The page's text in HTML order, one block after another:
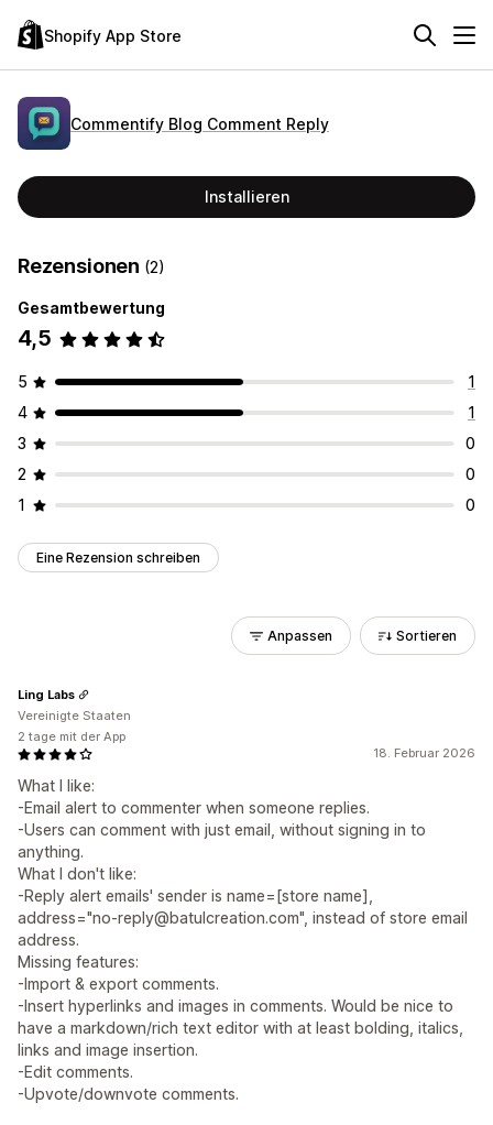
Shopify App Store
Commentify Blog Comment Reply
Installieren
Rezensionen (2)
Gesamtbewertung
4,5
5
1
4
1
3
0
2
0
1
0
Eine Rezension schreiben
Anpassen Sortieren
18. Februar 2026
What I like:
-Email alert to commenter when someone replies.
-Users can comment with just email, without signing in to
anything.
What I don't like:
-Reply alert emails' sender is name=[store name],
address="no-reply@batulcreation.com", instead of store email
address.
Missing features:
-Import & export comments.
-Insert hyperlinks and images in comments. Would be nice to
have a markdown/rich text editor with at least bolding, italics,
links and image insertion.
-Edit comments.
-Upvote/downvote comments.
Ling Labs
Vereinigte Staaten
2 tage mit der App